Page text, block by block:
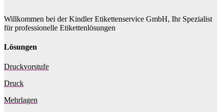
Willkommen bei der Kindler Etikettenservice GmbH, Ihr Spezialist
für professionelle Etikettenlösungen
Lösungen
Druckvorstufe
Druck
Mehrlagen